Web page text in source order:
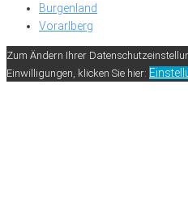
Burgenland
Vorarlberg
Zum Ändern Ihrer
Einwilligungen, klicken Sie hier: